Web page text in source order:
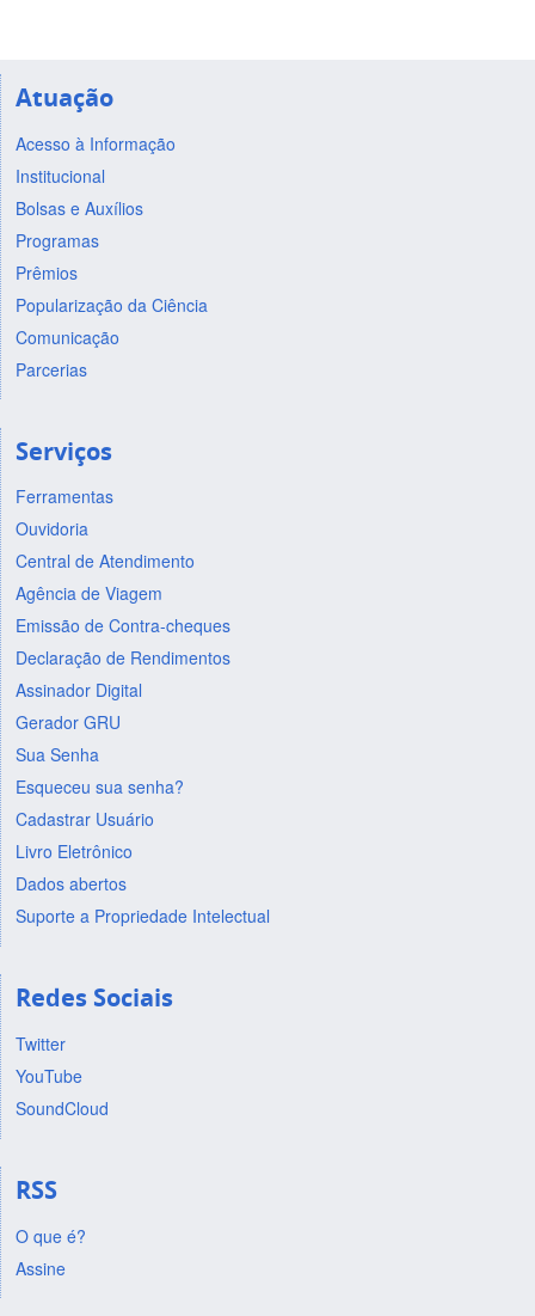
Atuação
Acesso à Informação
Institucional
Bolsas e Auxílios
Programas
Prêmios
Popularização da Ciência
Comunicação
Parcerias
Serviços
Ferramentas
Ouvidoria
Central de Atendimento
Agência de Viagem
Emissão de Contra-cheques
Declaração de Rendimentos
Assinador Digital
Gerador GRU
Sua Senha
Esqueceu sua senha?
Cadastrar Usuário
Livro Eletrônico
Dados abertos
Suporte a Propriedade Intelectual
Redes Sociais
Twitter
YouTube
SoundCloud
RSS
O que é?
Assine